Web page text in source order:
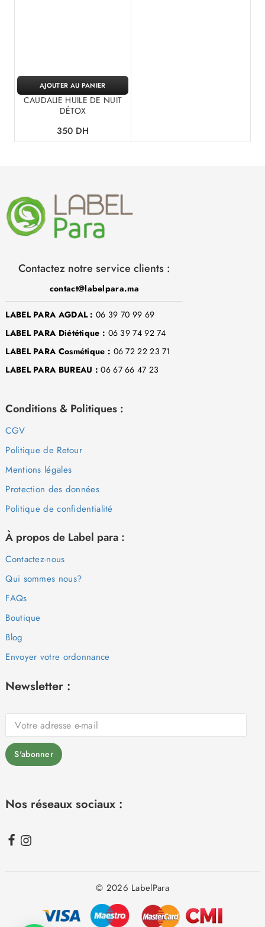
CAUDALIE HUILE DE NUIT
DÉTOX
350 DH
AJOUTER AU PANIER
Contactez notre service clients :
contact@labelpara.ma
LABEL PARA AGDAL : 06 39 70 99 69
LABEL PARA Diététique : 06 39 74 92 74
LABEL PARA Cosmétique : 06 72 22 23 71
LABEL PARA BUREAU : 06 67 66 47 23
Conditions & Politiques :
CGV
Politique de Retour
Mentions légales
Protection des données
Politique de confidentialité
À propos de Label para :
Contactez-nous
Qui sommes nous?
FAQs
Boutique
Blog
Envoyer votre ordonnance
Newsletter :
Nos réseaux sociaux :
© 2026 LabelPara